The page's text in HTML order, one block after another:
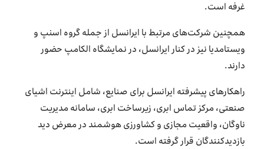
غرفه است.
همچنین شرکت‌های مرتبط با ایرانسل از جمله گروه اسنپ و
ویستامدیا نیز در کنار ایرانسل، در نمایشگاه الکامپ حضور
دارند.
راهکارهای پیشرفته ایرانسل برای صنایع، شامل اینترنت اشیای
صنعتی، مرکز تماس ابری، زیرساخت ابری، سامانه مدیریت
ناوگان، واقعیت مجازی و کشاورزی هوشمند در معرض دید
بازدیدکنندگان قرار گرفته است.